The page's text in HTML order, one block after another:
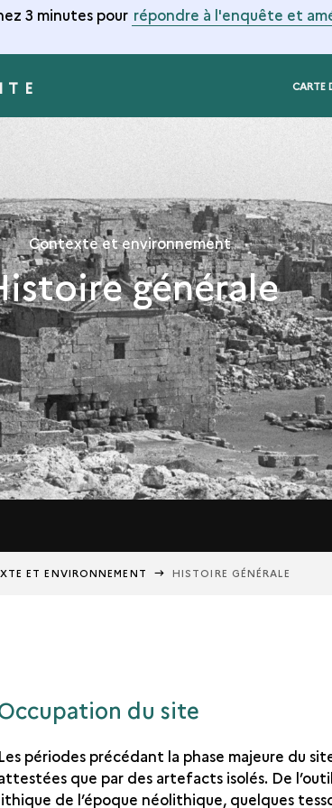
3 minutes pour répondre à l'enquête et
CARTE
Contexte et environnement
générale
ET ENVIRONNEMENT HISTOIRE GÉNÉRALE
du site
Les périodes précédant la phase majeure du
que par des artefacts isolés. De
de l’époque néolithique, quelques